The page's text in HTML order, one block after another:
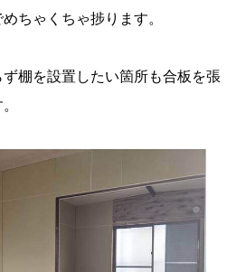
ちゃくちゃ捗ります。
棚を設置したい箇所も合板を張